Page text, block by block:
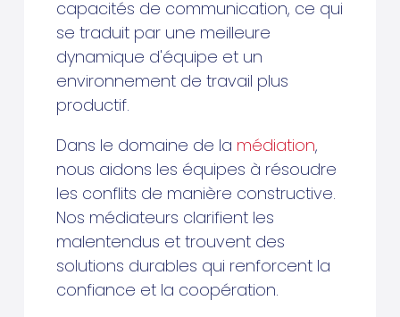
capacités de communication, ce qui
se traduit par une meilleure
dynamique d'équipe et un
environnement de travail plus
productif.
Dans le domaine de la médiation,
nous aidons les équipes à résoudre
les conflits de manière constructive.
Nos médiateurs clarifient les
malentendus et trouvent des
solutions durables qui renforcent la
confiance et la coopération.